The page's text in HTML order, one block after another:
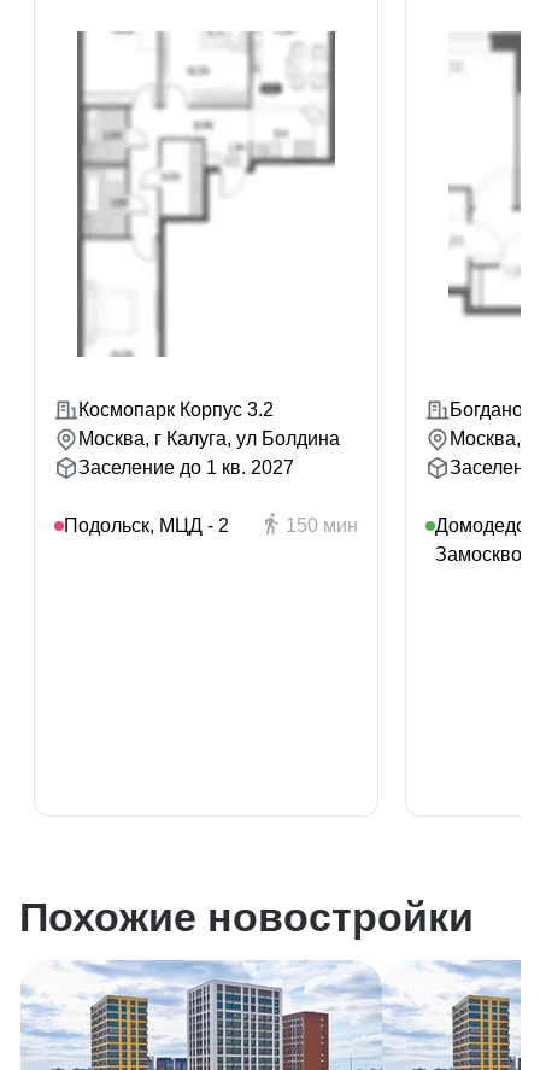
Космопарк Корпус 3.2
Москва, г Калуга, ул Болдина
Заселение до 1 кв. 2027
Подольск, МЦД - 2 150 мин
Москва,
Похожие новостройки